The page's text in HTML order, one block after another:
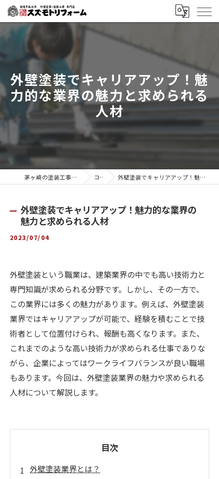
外壁塗装でキャリアアップ！魅
力的な業界の魅力と求められる
人材
茅ヶ崎の塗装工事はスズモトリフォーム コラム 外壁塗装でキャリアアップ！魅力的な業界の魅力と求められる人材
外壁塗装でキャリアアップ！魅力的な業界の
魅力と求められる人材
2023/07/04
外壁塗装という職業は、建築業界の中でも高い技術力と
専門知識が求められる分野です。しかし、その一方で、
この業界には多くの魅力があります。例えば、外壁塗装
業界ではキャリアアップが可能で、経験を積むことで技
術者として位置付けられ、報酬も高くなります。また、
これまでのような高い技術力が求められる仕事でありな
がら、企業によってはワークライフバランスが良い職場
もあります。今回は、外壁塗装業界の魅力や求められる
人材について解説します。
目次
外壁塗装業界とは？